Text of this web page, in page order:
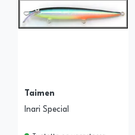
Taimen
Inari Special